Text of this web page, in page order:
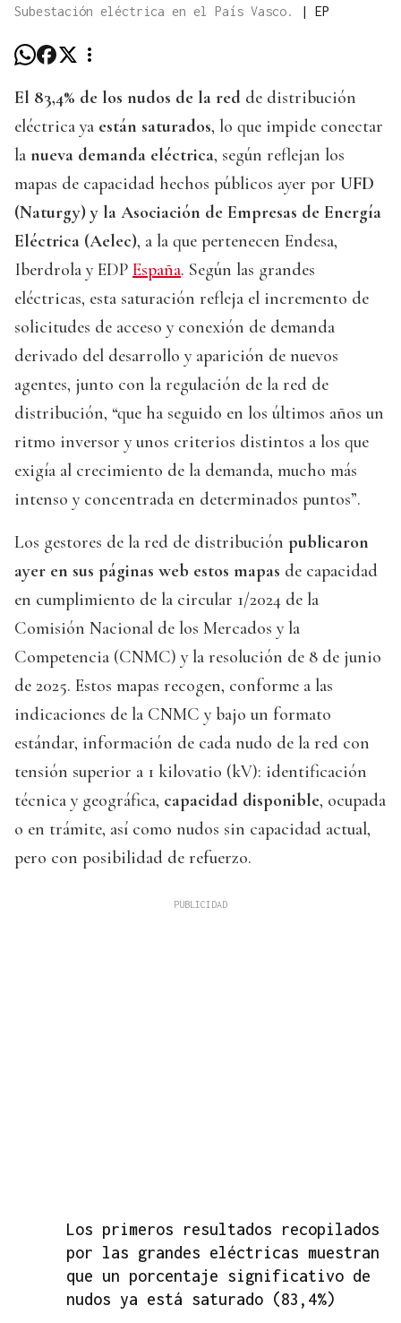
Subestación eléctrica en el País Vasco. | EP
El 83,4% de los nudos de la red de distribución
eléctrica ya están saturados, lo que impide conectar
la nueva demanda eléctrica, según reflejan los
mapas de capacidad hechos públicos ayer por UFD
(Naturgy) y la Asociación de Empresas de Energía
Eléctrica (Aelec), a la que pertenecen Endesa,
Iberdrola y EDP España. Según las grandes
eléctricas, esta saturación refleja el incremento de
solicitudes de acceso y conexión de demanda
derivado del desarrollo y aparición de nuevos
agentes, junto con la regulación de la red de
distribución, “que ha seguido en los últimos años un
ritmo inversor y unos criterios distintos a los que
exigía al crecimiento de la demanda, mucho más
intenso y concentrada en determinados puntos”.
Los gestores de la red de distribución publicaron
ayer en sus páginas web estos mapas de capacidad
en cumplimiento de la circular 1/2024 de la
Comisión Nacional de los Mercados y la
Competencia (CNMC) y la resolución de 8 de junio
de 2025. Estos mapas recogen, conforme a las
indicaciones de la CNMC y bajo un formato
estándar, información de cada nudo de la red con
tensión superior a 1 kilovatio (kV): identificación
técnica y geográfica, capacidad disponible, ocupada
o en trámite, así como nudos sin capacidad actual,
pero con posibilidad de refuerzo.
Los primeros resultados recopilados
por las grandes eléctricas muestran
que un porcentaje significativo de
nudos ya está saturado (83,4%)